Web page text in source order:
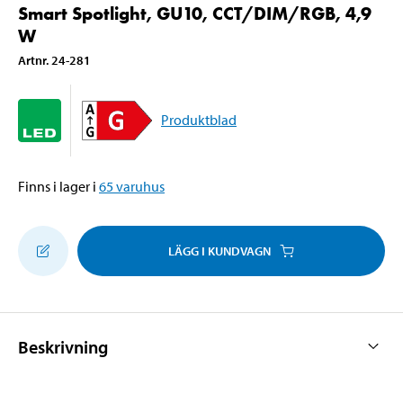
Smart Spotlight, GU10, CCT/DIM/RGB, 4,9
W
Artnr. 24-281
Produktblad
Finns i lager i 65varuhus
LÄGG I KUNDVAGN
Beskrivning